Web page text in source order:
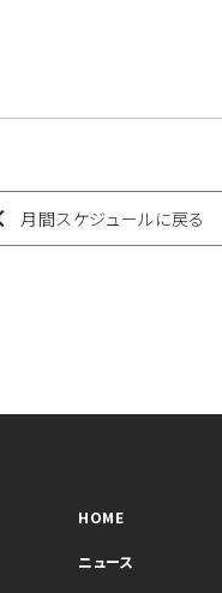
月間スケジュールに戻る
HOME
ニュース